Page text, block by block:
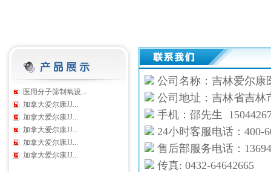
医用分子筛制氧设...
加拿大爱尔康JJ...
加拿大爱尔康JJ...
加拿大爱尔康JJ...
加拿大爱尔康JJ...
加拿大爱尔康JJ...
公司名称： 吉林爱尔康
公司地址：吉林省吉林
手机：邵先生
24小时客服电话：400-
售后部服务电话：
传真: 0432-64642665